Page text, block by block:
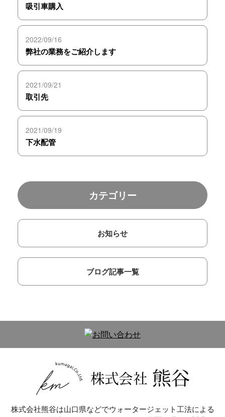
吸引車購入
2022/09/16
弊社の業務をご紹介します
2021/09/21
取引先
2021/09/19
下水配管
カテゴリー
お知らせ
ブログ記事一覧
株式会社熊谷は山口県などでウォータージェット工法による